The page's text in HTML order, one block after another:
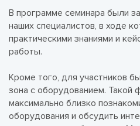
В программе семинара были
наших специалистов, в ходе
практическими знаниями и
работы.
Кроме того, для участников
зона с оборудованием. Такой
максимально близко
оборудования и обсудить